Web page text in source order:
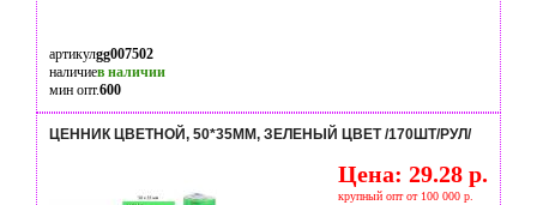
артикулgg007502
наличиев наличии
мин опт.600
ЦЕННИК ЦВЕТНОЙ, 50*35ММ, ЗЕЛЕНЫЙ ЦВЕТ /170ШТ/РУЛ/
Цена: 29.28 р.
крупный опт от 100 000 р.